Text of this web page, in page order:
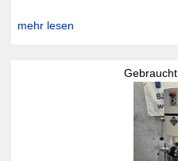
mehr lesen
Gebraucht